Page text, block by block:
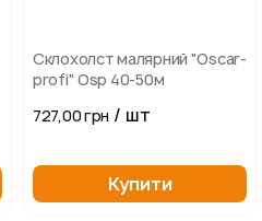
Склохолст малярний "Oscar-
profi" Osp 40-50м
727,00 грн / шт
Купити